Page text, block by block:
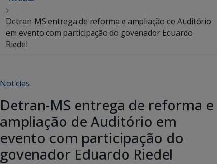
Detran-MS entrega de reforma e ampliação de Auditório
em evento com participação do govenador Eduardo
Riedel
Notícias
Detran-MS entrega de reforma e
ampliação de Auditório em
evento com participação do
govenador Eduardo Riedel